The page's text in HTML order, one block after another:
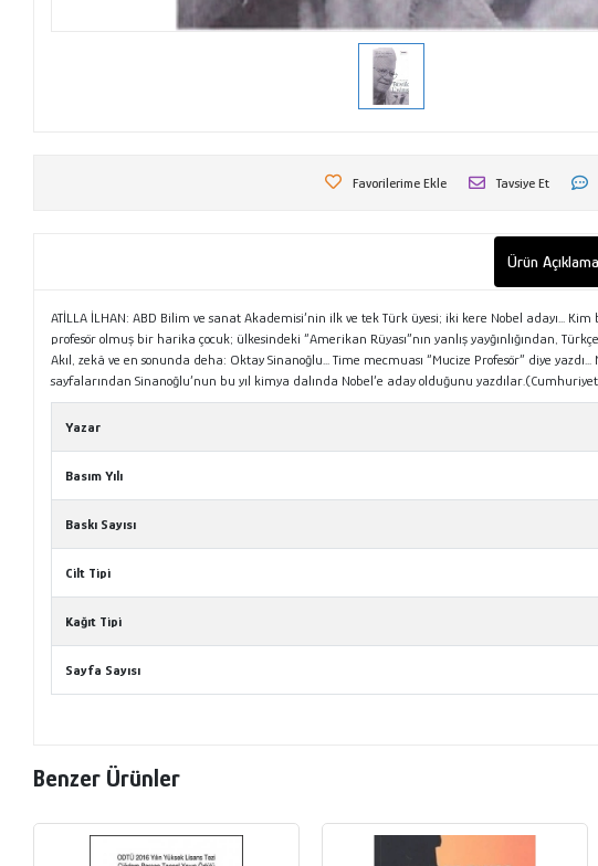
Favorilerime Ekle Tavsiye Et
Ürün
ATİLLA İLHAN: ABD Bilim ve sanat Akademisi’nin ilk ve tek Türk üyesi; iki kere Nobel adayı...
profesör olmuş bir harika çocuk; ülkesindeki “Amerikan Rüyası”nın yanlış yayğınlığından,
Akıl, zekâ ve en sonunda deha: Oktay Sinanoğlu... Time mecmuası “Mucize Profesör” diye
sayfalarından Sinanoğlu’nun bu yıl kimya dalında Nobel’e aday olduğunu
Yazar
Basım Yılı
Baskı Sayısı
Cilt Tipi
Kağıt Tipi
Sayfa Sayısı
Benzer Ürünler